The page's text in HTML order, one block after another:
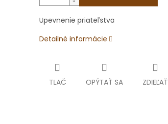
Upevnenie priateľstva
Detailné informácie
TLAČ OPÝTAŤ SA ZDIEĽAŤ